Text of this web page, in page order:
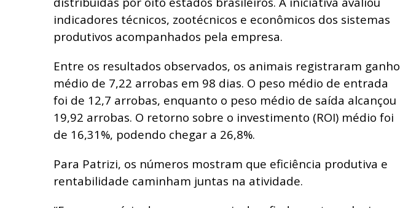
indicadores técnicos, zootécnicos e econômicos dos sistemas
produtivos acompanhados pela empresa.
Entre os resultados observados, os animais registraram ganho
médio de 7,22 arrobas em 98 dias. O peso médio de entrada
foi de 12,7 arrobas, enquanto o peso médio de saída alcançou
19,92 arrobas. O retorno sobre o investimento (ROI) médio foi
de 16,31%, podendo chegar a 26,8%.
Para Patrizi, os números mostram que eficiência produtiva e
rentabilidade caminham juntas na atividade.